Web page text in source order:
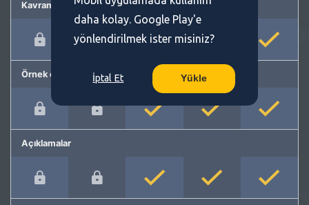
Kavram önerme
Örnek cümleler
Açıklamalar
daha kolay. Google Play'e
yönlendirilmek ister misiniz?
İptal Et Yükle